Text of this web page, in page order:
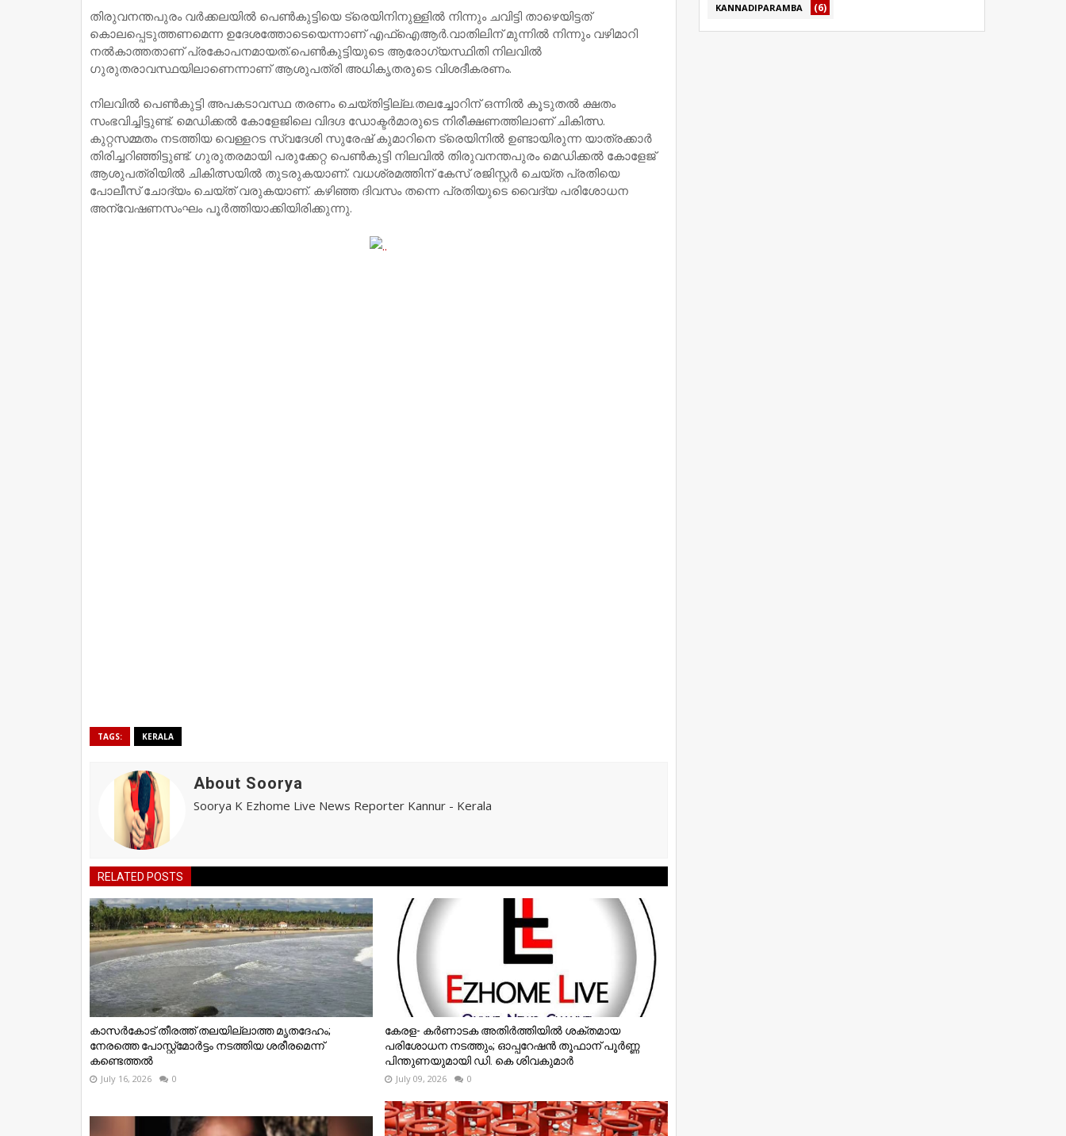
തിരുവനന്തപുരം വർക്കലയിൽ പെൺകുട്ടിയെ ട്രെയിനിനുള്ളിൽ നിന്നും ചവിട്ടി താഴെയിട്ടത്
കൊലപ്പെടുത്തണമെന്ന ഉദേശത്തോടെയെന്നാണ് എഫ്ഐആർ.വാതിലിന് മുന്നിൽ നിന്നും വഴിമാറി
നൽകാത്തതാണ് പ്രകോപനമായത്.പെൺകുട്ടിയുടെ ആരോഗ്യസ്ഥിതി നിലവിൽ
ഗുരുതരാവസ്ഥയിലാണെന്നാണ് ആശുപത്രി അധികൃതരുടെ വിശദീകരണം.
നിലവിൽ പെൺകുട്ടി അപകടാവസ്ഥ തരണം ചെയ്തിട്ടില്ല.തലച്ചോറിന് ഒന്നിൽ കൂടുതൽ ക്ഷതം
സംഭവിച്ചിട്ടുണ്ട്. മെഡിക്കൽ കോളേജിലെ വിദഗ്ദ ഡോക്ടർമാരുടെ നിരീക്ഷണത്തിലാണ് ചികിത്സ.
കുറ്റസമ്മതം നടത്തിയ വെള്ളറട സ്വദേശി സുരേഷ് കുമാറിനെ ട്രെയിനിൽ ഉണ്ടായിരുന്ന യാത്രക്കാർ
തിരിച്ചറിഞ്ഞിട്ടുണ്ട്. ഗുരുതരമായി പരുക്കേറ്റ പെൺകുട്ടി നിലവിൽ തിരുവനന്തപുരം മെഡിക്കൽ കോളേജ്
ആശുപത്രിയിൽ ചികിത്സയിൽ തുടരുകയാണ്. വധശ്രമത്തിന് കേസ് രജിസ്റ്റർ ചെയ്ത പ്രതിയെ
പോലീസ് ചോദ്യം ചെയ്ത് വരുകയാണ്. കഴിഞ്ഞ ദിവസം തന്നെ പ്രതിയുടെ വൈദ്യ പരിശോധന
അന്വേഷണസംഘം പൂർത്തിയാക്കിയിരിക്കുന്നു.
TAGS: KERALA
About Soorya
Soorya K Ezhome Live News Reporter Kannur - Kerala
RELATED POSTS
കാസർകോട് തീരത്ത് തലയില്ലാത്ത മൃതദേഹം;
നേരത്തെ പോസ്റ്റ്‌മോർട്ടം നടത്തിയ ശരീരമെന്ന്
കണ്ടെത്തൽ
July 16, 2026 0
കേരള- കർണാടക അതിർത്തിയിൽ ശക്തമായ
പരിശോധന നടത്തും; ഓപ്പറേഷൻ തൂഫാന് പൂർണ്ണ
പിന്തുണയുമായി ഡി. കെ ശിവകുമാർ
July 09, 2026 0
KANNADIPARAMBA (6)